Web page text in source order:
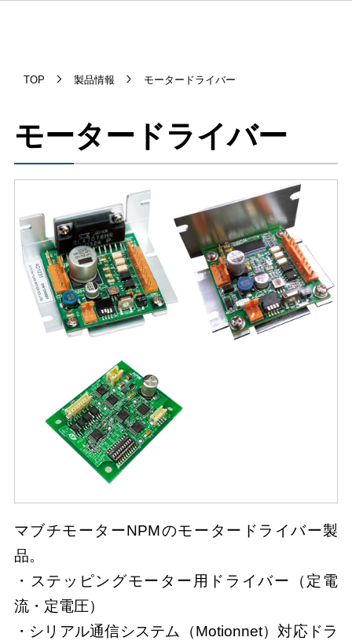
TOP 製品情報 モータードライバー
モータードライバー
マブチモーターNPMのモータードライバー製
品。
・ステッピングモーター用ドライバー（定電
流・定電圧）
・シリアル通信システム（Motionnet）対応ドラ